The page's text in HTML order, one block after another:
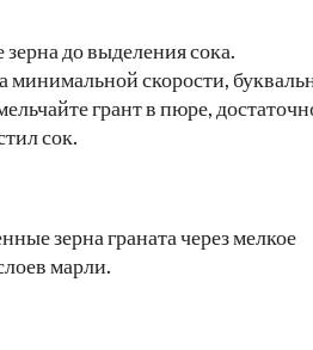
до выделения сока.
минимальной скорости,
грант в пюре,
сок.
зерна граната через мелкое
марли.